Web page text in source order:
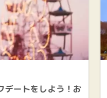
デートをしよう！お